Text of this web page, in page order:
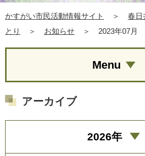
かすがい市民活動情報サイト ＞
春
とり
＞ お知らせ ＞ 2023年07月
Menu
アーカイブ
2026年